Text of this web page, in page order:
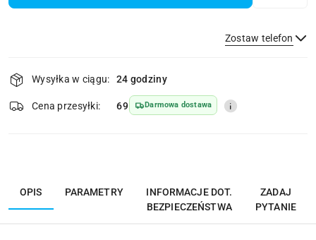
Zostaw telefon
Wyślij
Dostępność
i
dostawa
Wysyłka w ciągu: 24 godziny
Cena przesyłki: 69 Darmowa dostawa
OPIS PARAMETRY
INFORMACJE DOT.
BEZPIECZEŃSTWA
ZADAJ
PYTANIE